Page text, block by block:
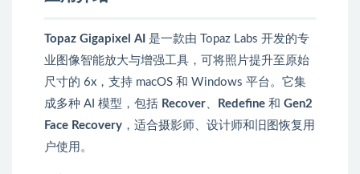
Topaz Gigapixel AI 是一款由 Topaz Labs 开发的专
业图像智能放大与增强工具，可将照片提升至原始
尺寸的 6x，支持 macOS 和 Windows 平台。它集
成多种 AI 模型，包括 Recover、 Redefine 和 Gen2
Face Recovery ，适合摄影师、设计师和旧图恢复用
户使用。